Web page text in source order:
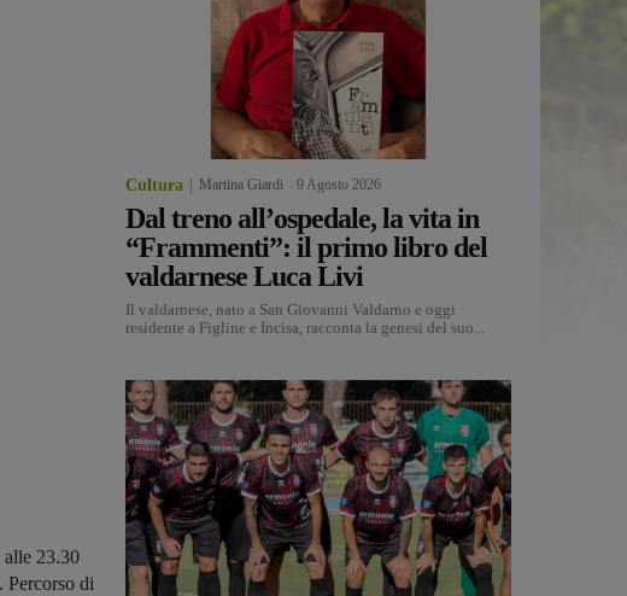
alle 23.30
Percorso di
Cultura Martina Giardi 9 Agosto 2026
Dal treno all’ospedale, la vita in
“Frammenti”: il primo libro del
valdarnese Luca Livi
Il valdarnese, nato a San Giovanni Valdarno e oggi
residente a Figline e Incisa, racconta la genesi del suo...